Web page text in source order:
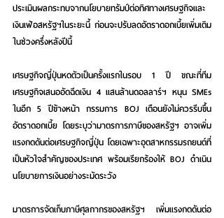
ประเมินผลกระทบจากนโยบายทรัมป์ต่อทิศทางเศรษฐกิจและ
เงินเฟ้อสหรัฐฯในระยะนี้ ก่อนจะปรับลดอัตราดอกเบี้ยเพิ่มเติม
ในช่วงครึ่งหลังปีนี้
เศรษฐกิจญี่ปุ่นหดตัวเป็นครั้งแรกในรอบ 1 ปี ขณะที่ทีม
เศรษฐกิจเสนออัดฉีดเงิน 4 แสนล้านดอลลาร์ฯ หนุน SMEs
ในอีก 5 ปีข้างหน้า กรรมการ BOJ เตือนยังไม่ควรรีบขึ้น
อัตราดอกเบี้ย โดยระบุว่ามาตรการภาษีของสหรัฐฯ อาจเพิ่ม
แรงกดดันต่อเศรษฐกิจญี่ปุ่น โดยเฉพาะอุตสาหกรรมรถยนต์ที่
เป็นหัวใจสำคัญของประเทศ พร้อมเรียกร้องให้ BOJ ดำเนิน
นโยบายการเงินอย่างระมัดระวัง
มาตรการจัดเก็บภาษีศุลกากรของสหรัฐฯ เพิ่มแรงกดดันต่อ